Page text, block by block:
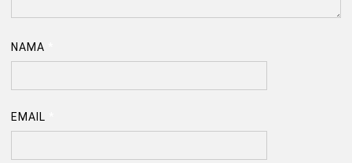
NAMA
EMAIL